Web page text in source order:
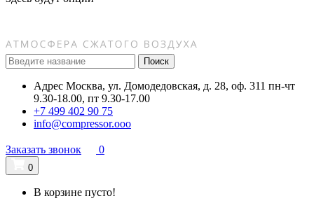
Поиск
Адрес Москва, ул. Домодедовская, д. 28, оф. 311 пн-чт
9.30-18.00, пт 9.30-17.00
+7 499 402 90 75
info@compressor.ooo
Заказать звонок 0
0
В корзине пусто!